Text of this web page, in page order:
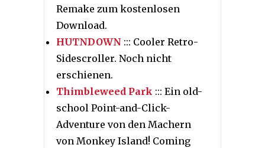
Remake zum kostenlosen
Download.
HUTNDOWN ::: Cooler Retro-
Sidescroller. Noch nicht
erschienen.
Thimbleweed Park ::: Ein old-
school Point-and-Click-
Adventure von den Machern
von Monkey Island! Coming